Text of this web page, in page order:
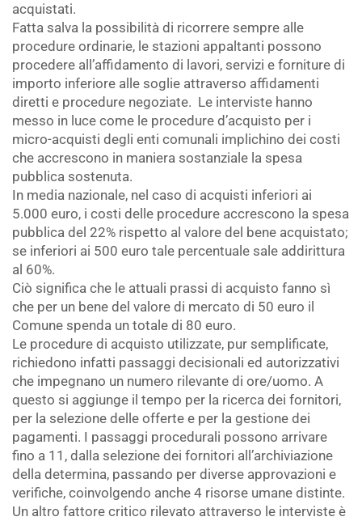
acquistati.
Fatta salva la possibilità di ricorrere sempre alle
procedure ordinarie, le stazioni appaltanti possono
procedere all’affidamento di lavori, servizi e forniture di
importo inferiore alle soglie attraverso affidamenti
diretti e procedure negoziate. Le interviste hanno
messo in luce come le procedure d’acquisto per i
micro-acquisti degli enti comunali implichino dei costi
che accrescono in maniera sostanziale la spesa
pubblica sostenuta.
In media nazionale, nel caso di acquisti inferiori ai
5.000 euro, i costi delle procedure accrescono la spesa
pubblica del 22% rispetto al valore del bene acquistato;
se inferiori ai 500 euro tale percentuale sale addirittura
al 60%.
Ciò significa che le attuali prassi di acquisto fanno sì
che per un bene del valore di mercato di 50 euro il
Comune spenda un totale di 80 euro.
Le procedure di acquisto utilizzate, pur semplificate,
richiedono infatti passaggi decisionali ed autorizzativi
che impegnano un numero rilevante di ore/uomo. A
questo si aggiunge il tempo per la ricerca dei fornitori,
per la selezione delle offerte e per la gestione dei
pagamenti. I passaggi procedurali possono arrivare
fino a 11, dalla selezione dei fornitori all’archiviazione
della determina, passando per diverse approvazioni e
verifiche, coinvolgendo anche 4 risorse umane distinte.
Un altro fattore critico rilevato attraverso le interviste è